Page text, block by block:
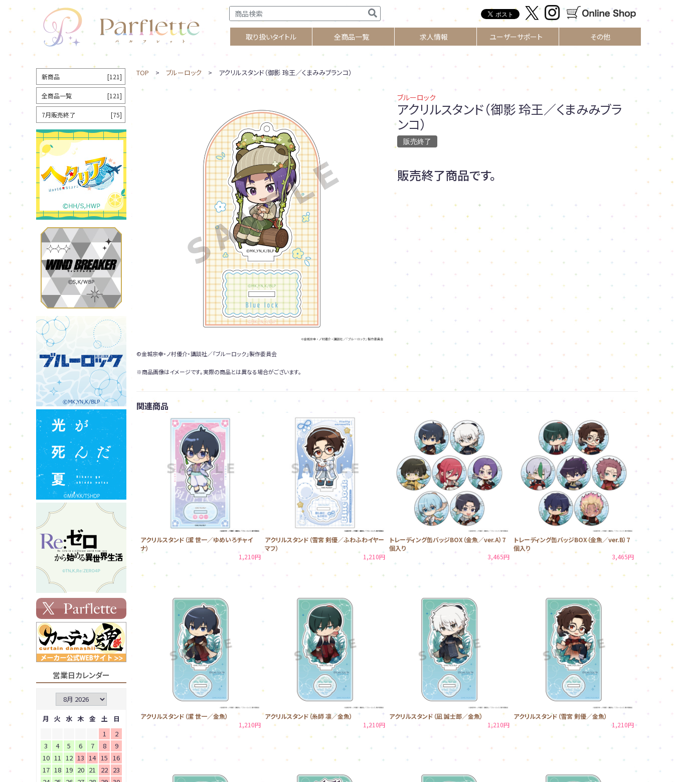
取り扱いタイトル 全商品一覧 求人情報 ユーザーサポート その他
TOP > ブルーロック > アクリルスタンド（御影 玲王／くまみみブランコ）
©金城宗幸・ノ村優介・講談社／「ブルーロック」製作委員会
※商品画像はイメージです。実際の商品とは異なる場合がございます。
ブルーロック
アクリルスタンド（御影 玲王／くまみみブラ
ンコ）
販売終了
販売終了商品です。
関連商品
アクリルスタンド（潔 世一／ゆめいろチャイ
ナ）
1,210円
アクリルスタンド（雪宮 剣優／ふわふわイヤー
マフ）
1,210円
トレーディング缶バッジBOX（金魚／ver.A）7
個入り
3,465円
トレーディング缶バッジBOX（金魚／ver.B）7
個入り
3,465円
アクリルスタンド（潔 世一／金魚）
1,210円
アクリルスタンド（糸師 凛／金魚）
1,210円
アクリルスタンド（凪 誠士郎／金魚）
1,210円
アクリルスタンド（雪宮 剣優／金魚）
1,210円
新商品 [121]
全商品一覧 [121]
7月販売終了 [75]
営業日カレンダー
月 火 水 木 金 土
日
1
2
3
4 5 6 7 8
9
10 11 12 13 14 15
16
17 18 19 20 21 22 23